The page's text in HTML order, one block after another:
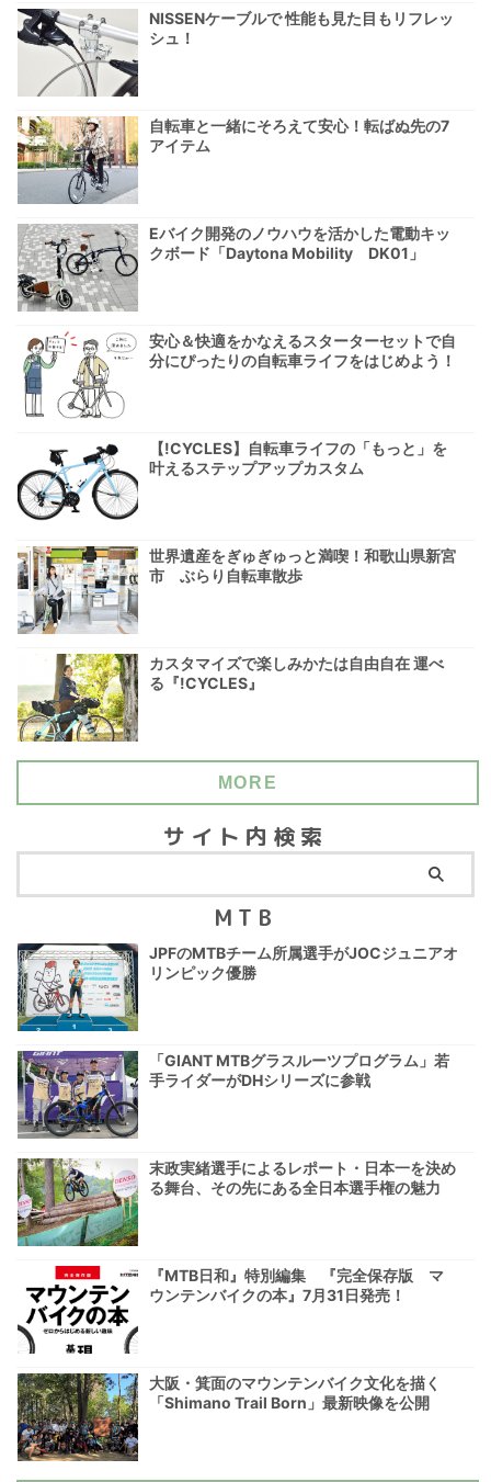
NISSENケーブルで 性能も見た目もリフレッ
シュ！
自転車と一緒にそろえて安心！転ばぬ先の7
アイテム
Eバイク開発のノウハウを活かした電動キッ
クボード「Daytona Mobility DK01」
安心＆快適をかなえるスターターセットで自
分にぴったりの自転車ライフをはじめよう！
【!CYCLES】自転車ライフの「もっと」を
叶えるステップアップカスタム
世界遺産をぎゅぎゅっと満喫！和歌山県新宮
市 ぶらり自転車散歩
カスタマイズで楽しみかたは自由自在 運べ
る『!CYCLES』
MORE
サイト内検索
MTB
JPFのMTBチーム所属選手がJOCジュニアオ
リンピック優勝
「GIANT MTBグラスルーツプログラム」若
手ライダーがDHシリーズに参戦
末政実緒選手によるレポート・日本一を決め
る舞台、その先にある全日本選手権の魅力
『MTB日和』特別編集 『完全保存版 マ
ウンテンバイクの本』7月31日発売！
大阪・箕面のマウンテンバイク文化を描く
「Shimano Trail Born」最新映像を公開